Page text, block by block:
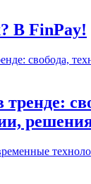
В FinPay!
тренде: